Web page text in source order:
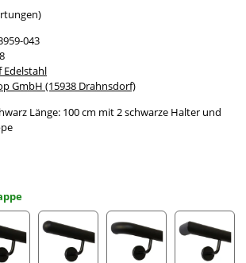
043
Edelstahl
GmbH (15938 Drahnsdorf)
Länge: 100 cm mit 2 schwarze Halter und